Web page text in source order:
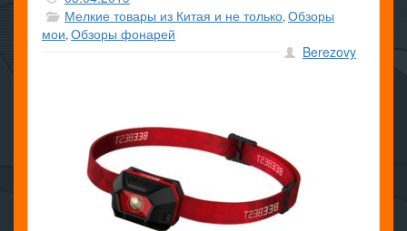
Мелкие товары из Китая и не только, Обзоры
мои, Обзоры фонарей
Berezovy